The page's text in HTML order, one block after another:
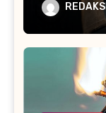
REDAKSI